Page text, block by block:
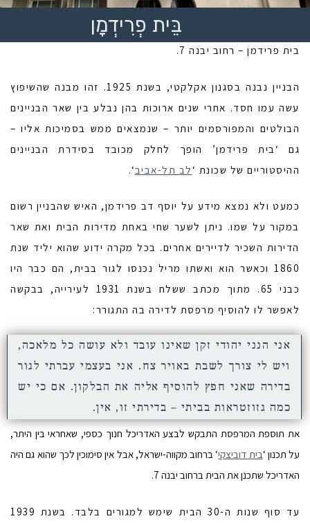
בֵּית פְרִידְמָן
בית פרידמן – רחוב יבנה 7.
הבניין נבנה בסגנון אקלקטי, בשנת 1925. זהו מבנה שהשיפוץ
עשה עמו חסד. אחרי שנים ארוכות בהן נבלע בין שאר הבניינים
הבולטים והמפורסמים יותר – שנמצאים ממש בסמיכות אליו –
גם ‘בית פרידמן’ הופך לחלק מכובד בסידרת הבניינים
ההיסטוריים של שכונת ‘לב תל-אביב‘.
כמעט ולא נמצא מידע על יוסף דב פרידמן, האיש שהבניין רשום
במקור על שמו. ניתן לשער שחי באחת מדירות הבית ואת שאר
הדירות השכיר לדיירים אחרים. בכל מקרה ידוע שהוא יליד שנת
1860 וכאשר הוא ואשתו מריל נכנסו לגור בבית, הם כבר היו
כבני 65. מתוך מכתב ששלח בשנת 1931 לעירייה, בבקשה
לאפשר לו להוסיף מרפסת לדירה בה התגורר:
אני הנני יהודי זקן שאינו עובד ולא עושה כל מלאכה,
ויש לי צורך לשבת באויר צח. אני בעצמי עברתי לגור
בדירה שאני חפץ להוסיף אליה את הבלקון. אם כי יש
כמה גזוזטראות בביתי – בדירתי זו, אין.
את תוספת המרפסת התבקש לבצע האדריכל חנוך כספי, שאחראי בין היתר,
על תכנון ‘בית דוביצקי‘ ברחוב מקווה-ישראל, אבל אין סימוכין לכך שהוא גם היה
האדריכל שתכנן את הבית ברחוב יבנה 7.
עד סוף שנות ה-30 הבית שימש למגורים בלבד. בשנת 1939